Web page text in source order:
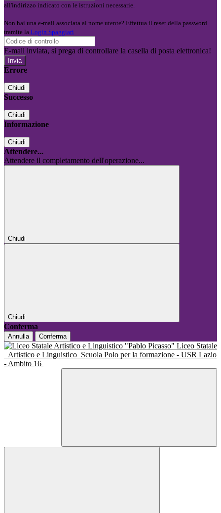
all'indirizzo indicato con le istruzioni necessarie.
Non hai una e-mail associata al nome utente? Effettua il reset della password
tramite la Login Spaggiari
E-mail inviata, si prega di controllare la casella di posta elettronica!
Errore
Chiudi
Successo
Chiudi
Informazione
Chiudi
Attendere...
Attendere il completamento dell'operazione...
Chiudi
Chiudi
Conferma
Annulla Conferma
Liceo Statale
Artistico e Linguistico Scuola Polo per la formazione - USR Lazio
- Ambito 16